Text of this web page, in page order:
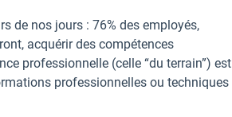
de nos jours : 76% des employés,
acquérir des compétences
professionnelle (celle “du terrain”) est
professionnelles ou techniques